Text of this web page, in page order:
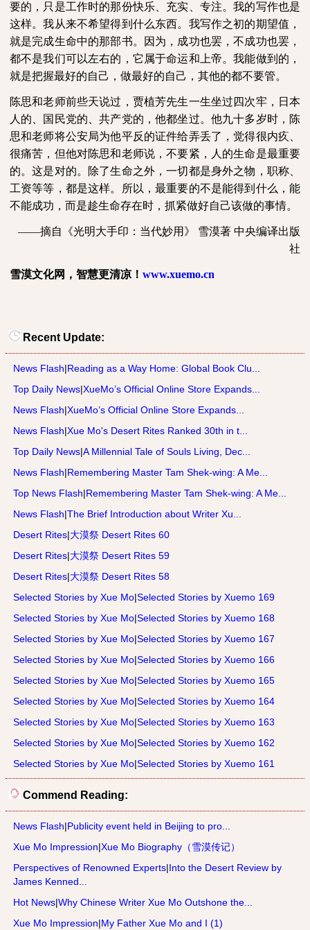
要的，只是工作时的那份快乐、充实、专注。我的写作也是
这样。我从来不希望得到什么东西。我写作之初的期望值，
就是完成生命中的那部书。因为，成功也罢，不成功也罢，
都不是我们可以左右的，它属于命运和上帝。我能做到的，
就是把握最好的自己，做最好的自己，其他的都不要管。
陈思和老师前些天说过，贾植芳先生一生坐过四次牢，日本
人的、国民党的、共产党的，他都坐过。他九十多岁时，陈
思和老师将公安局为他平反的证件给弄丢了，觉得很内疚、
很痛苦，但他对陈思和老师说，不要紧，人的生命是最重要
的。这是对的。除了生命之外，一切都是身外之物，职称、
工资等等，都是这样。所以，最重要的不是能得到什么，能
不能成功，而是趁生命存在时，抓紧做好自己该做的事情。
——摘自《光明大手印：当代妙用》 雪漠著 中央编译出版
社
雪漠文化网，智慧更清凉！ www.xuemo.cn
Recent Update:
News Flash|Reading as a Way Home: Global Book Clu...
Top Daily News|XueMo’s Official Online Store Expands...
News Flash|XueMo’s Official Online Store Expands...
News Flash|Xue Mo's Desert Rites Ranked 30th in t...
Top Daily News|A Millennial Tale of Souls Living, Dec...
News Flash|Remembering Master Tam Shek-wing: A Me...
Top News Flash|Remembering Master Tam Shek-wing: A Me...
News Flash|The Brief Introduction about Writer Xu...
Desert Rites|大漠祭 Desert Rites 60
Desert Rites|大漠祭 Desert Rites 59
Desert Rites|大漠祭 Desert Rites 58
Selected Stories by Xue Mo|Selected Stories by Xuemo 169
Selected Stories by Xue Mo|Selected Stories by Xuemo 168
Selected Stories by Xue Mo|Selected Stories by Xuemo 167
Selected Stories by Xue Mo|Selected Stories by Xuemo 166
Selected Stories by Xue Mo|Selected Stories by Xuemo 165
Selected Stories by Xue Mo|Selected Stories by Xuemo 164
Selected Stories by Xue Mo|Selected Stories by Xuemo 163
Selected Stories by Xue Mo|Selected Stories by Xuemo 162
Selected Stories by Xue Mo|Selected Stories by Xuemo 161
Commend Reading:
News Flash|Publicity event held in Beijing to pro...
Xue Mo Impression|Xue Mo Biography（雪漠传记）
Perspectives of Renowned Experts|Into the Desert Review by
James Kenned...
Hot News|Why Chinese Writer Xue Mo Outshone the...
Xue Mo Impression|My Father Xue Mo and I (1)